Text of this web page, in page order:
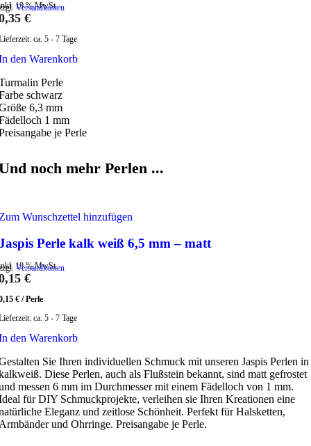
19 % MwSt.
Versandkosten
€
ca. 5 - 7 Tage
den Warenkorb
Perle
schwarz
6,3 mm
1 mm
je Perle
noch mehr Perlen ...
Wunschzettel hinzufügen
Perle kalk weiß 6,5 mm – matt
19 % MwSt.
Versandkosten
€
€ /Perle
ca. 5 - 7 Tage
den Warenkorb
Sie Ihren individuellen Schmuck mit unseren Jaspis Perlen in
Diese Perlen, auch als Flußstein bekannt, sind matt gefrostet
messen 6 mm im Durchmesser mit einem Fädelloch von 1 mm.
für DIY Schmuckprojekte, verleihen sie Ihren Kreationen eine
Eleganz und zeitlose Schönheit. Perfekt für Halsketten,
und Ohrringe. Preisangabe je Perle.